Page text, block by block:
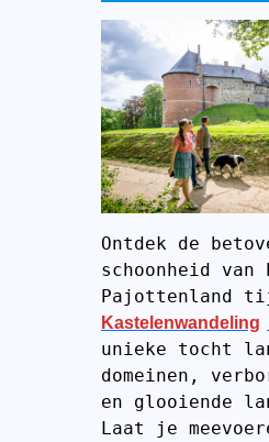
Ontdek de
schoonheid van
Pajottenland
Kastelenwandeling
unieke tocht
domeinen,
en glooiende
Laat je